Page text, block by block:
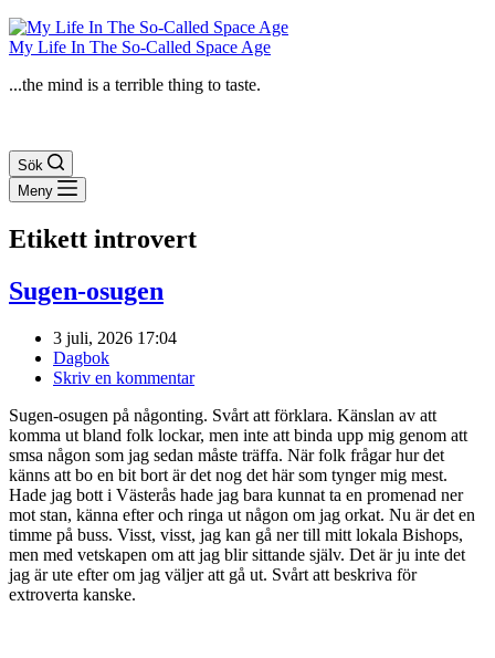
My Life In The So-Called Space Age
...the mind is a terrible thing to taste.
Sök
Meny
Etikett introvert
Sugen-osugen
3 juli, 2026 17:04
Dagbok
Skriv en kommentar
Sugen-osugen på någonting. Svårt att förklara. Känslan av att
komma ut bland folk lockar, men inte att binda upp mig genom att
smsa någon som jag sedan måste träffa. När folk frågar hur det
känns att bo en bit bort är det nog det här som tynger mig mest.
Hade jag bott i Västerås hade jag bara kunnat ta en promenad ner
mot stan, känna efter och ringa ut någon om jag orkat. Nu är det en
timme på buss. Visst, visst, jag kan gå ner till mitt lokala Bishops,
men med vetskapen om att jag blir sittande själv. Det är ju inte det
jag är ute efter om jag väljer att gå ut. Svårt att beskriva för
extroverta kanske.